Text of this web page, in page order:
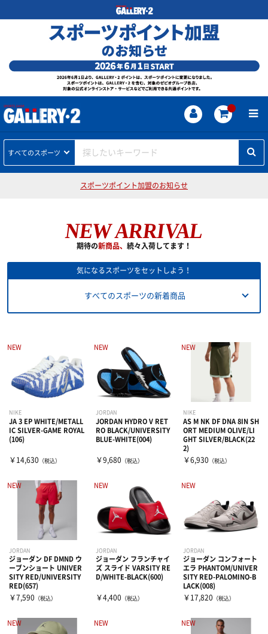
すべてのスポーツ 探したいキーワード
スポーツポイント加盟のお知らせ
NEW ARRIVAL
期待の新商品、 続々入荷してます！
気になるスポーツをセットしよう！
すべてのスポーツの新着商品
NEW
NIKE
JA 3 EP WHITE/METALL
IC SILVER-GAME ROYAL
(106)
￥14,630 （税込）
NEW
JORDAN
JORDAN HYDRO V RET
RO BLACK/UNIVERSITY
BLUE-WHITE(004)
￥9,680 （税込）
NEW
NIKE
AS M NK DF DNA 8IN SH
ORT MEDIUM OLIVE/LI
GHT SILVER/BLACK(22
2)
￥6,930 （税込）
NEW
JORDAN
ジョーダン DF DMND ウ
ーブンショート UNIVER
SITY RED/UNIVERSITY
RED(657)
￥7,590 （税込）
NEW
JORDAN
ジョーダン フランチャイ
ズ スライド VARSITY RE
D/WHITE-BLACK(600)
￥4,400 （税込）
NEW
JORDAN
ジョーダン コンフォート
エラ PHANTOM/UNIVER
SITY RED-PALOMINO-B
LACK(008)
￥17,820 （税込）
NEW NEW NEW